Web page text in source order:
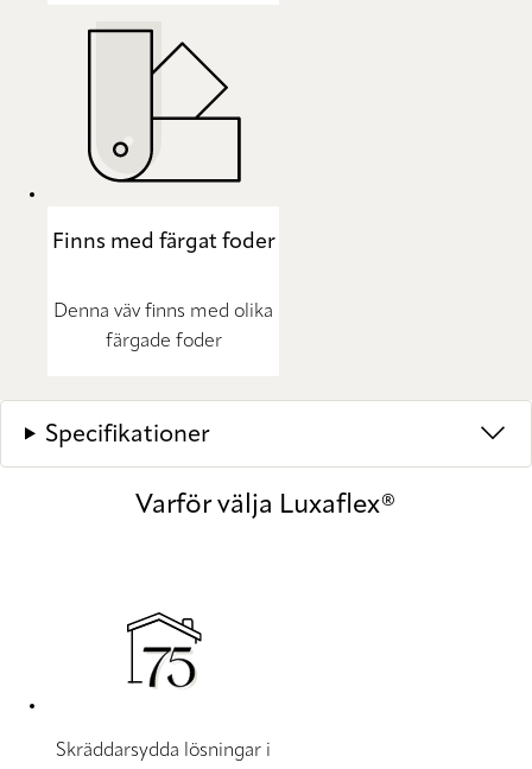
Finns med färgat foder
Denna väv finns med olika
färgade foder
Specifikationer
Varför välja Luxaflex®
Skräddarsydda lösningar i